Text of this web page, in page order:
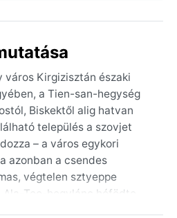
város Kirgizisztán északi
a Tien-san-hegység
Biskektől alig hatvan
település a szovjet
– a város egykori
azonban a csendes
végtelen sztyeppe
Too-hegylánc hófödte